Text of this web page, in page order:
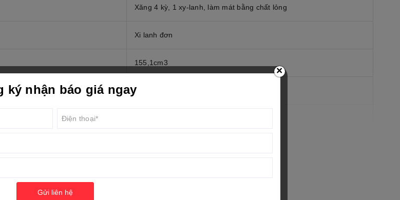
Xăng 4 kỳ, 1 xy-lanh, làm mát bằng chất lỏng
Xi lanh đơn
155,1cm3
58,0 mm x 58,7 mm
ký nhận báo giá ngay
×
Gửi liên hệ